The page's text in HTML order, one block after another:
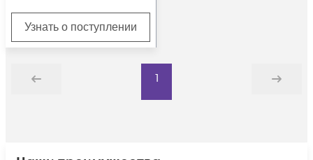
Узнать о поступлении
Назад
1
Дальше